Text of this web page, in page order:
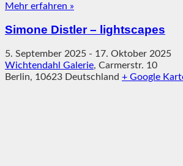
Mehr erfahren »
Simone Distler – lightscapes
5. September 2025 - 17. Oktober 2025
Wichtendahl Galerie, Carmerstr. 10
Berlin, 10623 Deutschland + Google